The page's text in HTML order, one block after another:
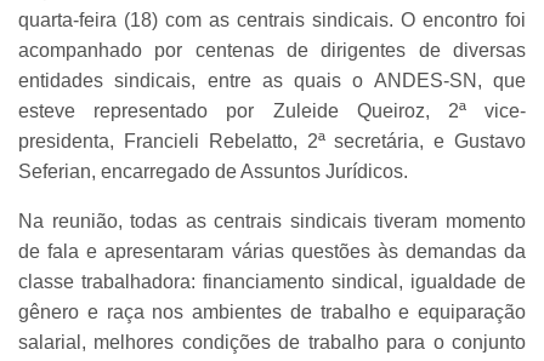
quarta-feira (18) com as centrais sindicais. O encontro foi
acompanhado por centenas de dirigentes de diversas
entidades sindicais, entre as quais o ANDES-SN, que
esteve representado por Zuleide Queiroz, 2ª vice-
presidenta, Francieli Rebelatto, 2ª secretária, e Gustavo
Seferian, encarregado de Assuntos Jurídicos.
Na reunião, todas as centrais sindicais tiveram momento
de fala e apresentaram várias questões às demandas da
classe trabalhadora: financiamento sindical, igualdade de
gênero e raça nos ambientes de trabalho e equiparação
salarial, melhores condições de trabalho para o conjunto